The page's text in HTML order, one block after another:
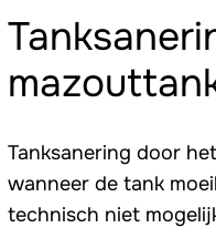
Tanksanering door het
wanneer de tank
technisch niet